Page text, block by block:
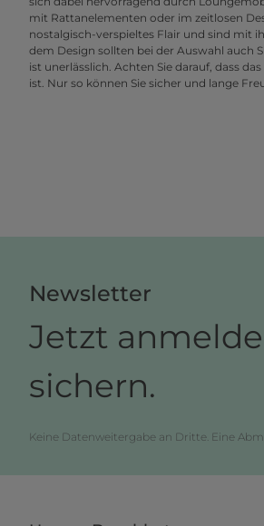
mit Rattanelementen oder im zeitlosen
nostalgisch-verspieltes Flair und sind mit
dem Design sollten bei der Auswahl auch
ist unerlässlich. Achten Sie darauf, dass
ist. Nur so können Sie sicher und lange
Newsletter
Jetzt
sichern.
Keine Datenweitergabe an Dritte. Eine